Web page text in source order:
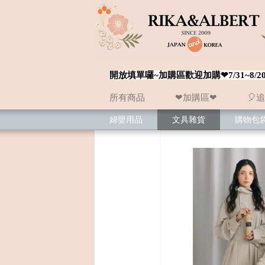
所有商品 ❤加購區❤ 🎈
開放填單囉~加購區歡迎加購❤7/31~8/
婦嬰用品 文具雜貨 購物包